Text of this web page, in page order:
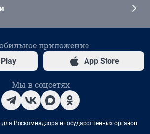
приложение
App Store
Мы в соцсетях
Роскомнадзора и государственных органов